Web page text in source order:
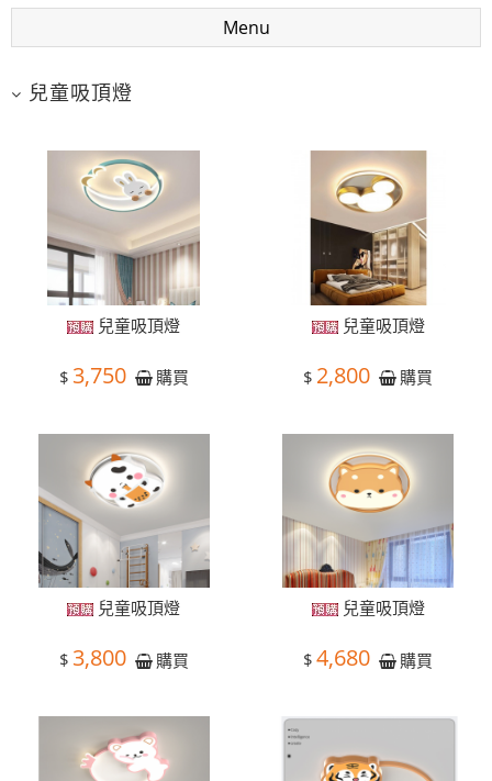
Menu
兒童吸頂燈
兒童吸頂燈
$ 3,750 購買
兒童吸頂燈
$ 2,800 購買
兒童吸頂燈
$ 3,800 購買
兒童吸頂燈
$ 4,680 購買